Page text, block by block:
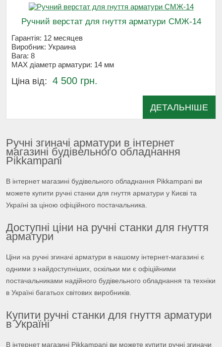
Ручний верстат для гнуття арматури СМЖ-14
Гарантія: 12 месяцев
Виробник: Украина
Вага: 8
MAX діаметр арматури: 14 мм
Ціна від: 4 500 грн.
ДЕТАЛЬНІШЕ
Ручні згиначі арматури в інтернет
магазині будівельного обладнання
Pikkampani
В інтернет магазині будівельного обладнання Pikkampani ви
можете купити ручні станки для гнуття арматури у Києві та
Україні за ціною офіційного постачальника.
Доступні ціни на ручні станки для гнуття
арматури
Ціни на ручні згиначі арматури в нашому інтернет-магазині є
одними з найдоступніших, оскільки ми є офіційними
постачальниками надійного будівельного обладнання та техніки
в Україні багатьох світових виробників.
Купити ручні станки для гнуття арматури
в Україні
В інтернет магазині Pikkampani ви можете купити ручні згиначи